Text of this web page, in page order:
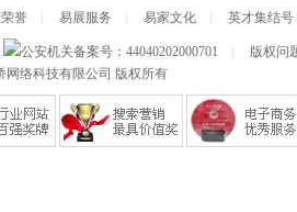
誉 易展服务 易家文化 英才集结号
公安机关备案号： 44040202000701
版权问
网络科技有限公司 版权所有